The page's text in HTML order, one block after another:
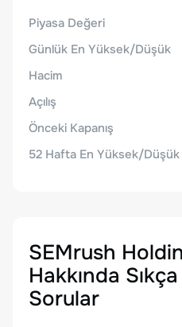
Piyasa Değeri
Günlük En Yüksek/Düşük
Hacim
Açılış
Önceki Kapanış
52 Hafta En Yüksek/Düşük
SEMrush
Hakkında
Sorular